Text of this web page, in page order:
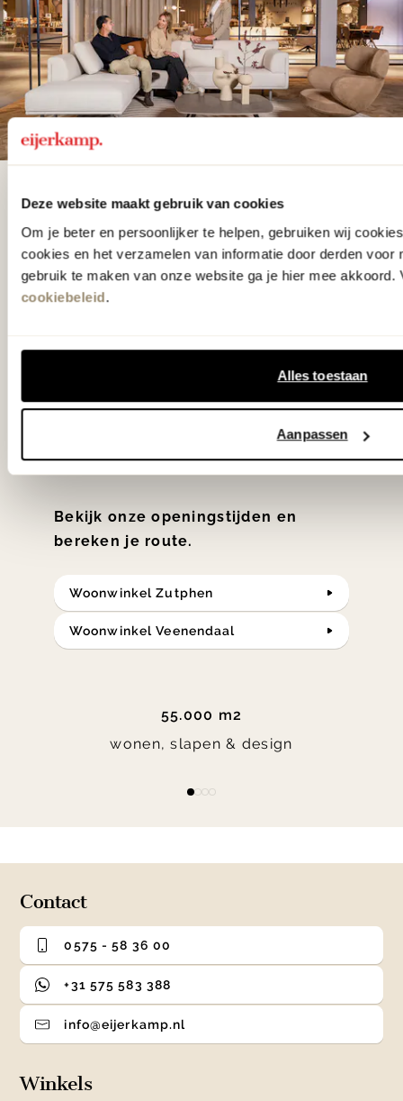
Deze website maakt gebruik van cookies
Om je beter en persoonlijker te helpen, gebruiken wij
cookies en het verzamelen van informatie door derden voor
gebruik te maken van onze website ga je hier mee akkoord.
cookiebeleid.
Alles toestaan
Aanpassen
De woonwinkel
gezien op tv!
Wie kent het programma vtwonen
hebben met liefde de mooiste woon-,
samengesteld met de mooiste
klassiekers en de nieuwste ontwerpen
in verrassende materialen en kleuren!
Bekijk onze openingstijden en
bereken je route.
Woonwinkel Zutphen
Woonwinkel Veenendaal
55.000 m2
wonen, slapen & design
Contact
0575 - 58 36 00
+31 575 583 388
info@eijerkamp.nl
Winkels